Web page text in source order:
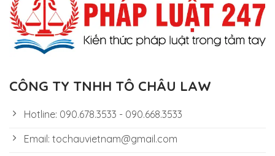
CÔNG TY TNHH TÔ CHÂU LAW
Hotline: 090.678.3533 - 090.668.3533
Email: tochauvietnam@gmail.com